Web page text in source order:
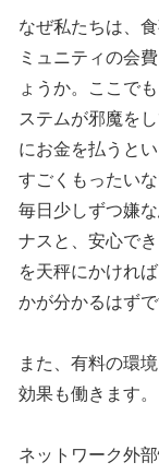
なぜ私たちは、
ミュニティの会
ょうか。ここで
ステムが邪魔を
にお金を払うと
すごくもったい
毎日少しずつ嫌
ナスと、安心で
を天秤にかけれ
かが分かるはずで
また、有料の環
効果も働きます。
ネットワーク外